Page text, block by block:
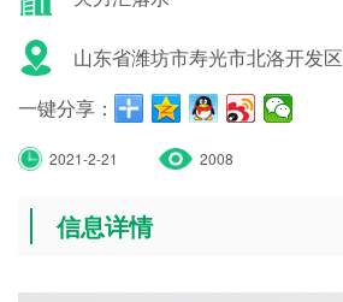
山东省潍坊市寿光市北洛开发区
一键分享：
2021-2-21 2008
信息详情